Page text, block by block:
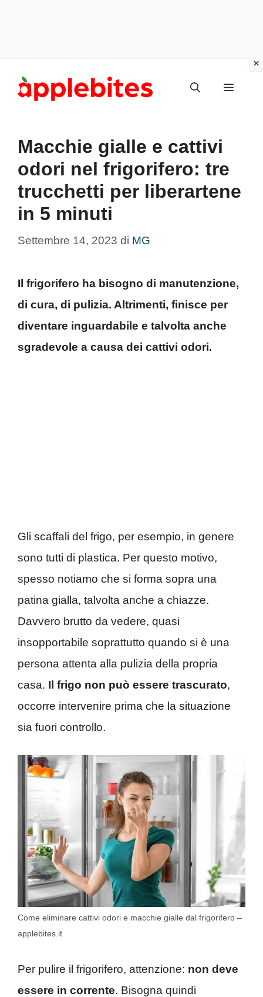
Menu
Macchie gialle e cattivi
odori nel frigorifero: tre
trucchetti per liberartene
in 5 minuti
Settembre 14, 2023 di MG
Il frigorifero ha bisogno di manutenzione,
di cura, di pulizia. Altrimenti, finisce per
diventare inguardabile e talvolta anche
sgradevole a causa dei cattivi odori.
Gli scaffali del frigo, per esempio, in genere
sono tutti di plastica. Per questo motivo,
spesso notiamo che si forma sopra una
patina gialla, talvolta anche a chiazze.
Davvero brutto da vedere, quasi
insopportabile soprattutto quando si è una
persona attenta alla pulizia della propria
casa. Il frigo non può essere trascurato,
occorre intervenire prima che la situazione
sia fuori controllo.
Come eliminare cattivi odori e macchie gialle dal frigorifero –
applebites.it
Per pulire il frigorifero, attenzione: non deve
essere in corrente. Bisogna quindi